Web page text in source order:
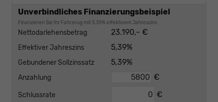
Unverbindliches Finanzierungsbeispiel
Finanzieren Sie Ihr Fahrzeug mit 5,39% effektivem Jahreszins
Nettodarlehensbetrag 23.190,– €
Effektiver Jahreszins 5,39%
Gebundener Sollzinssatz 5,39%
Anzahlung €
Schlussrate €